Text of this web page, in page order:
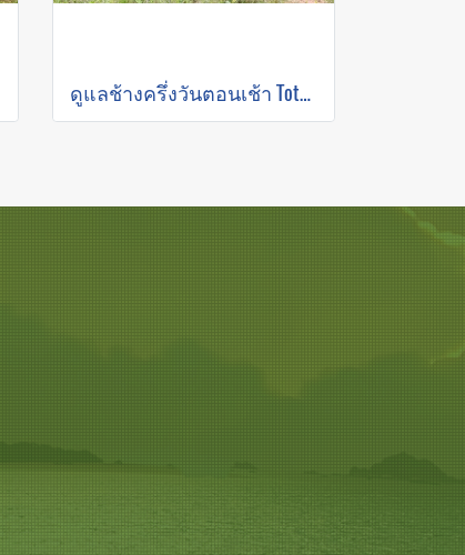
ดูแลช้างครึ่งวันตอนเช้า Toto’s Elephant Sanctuary